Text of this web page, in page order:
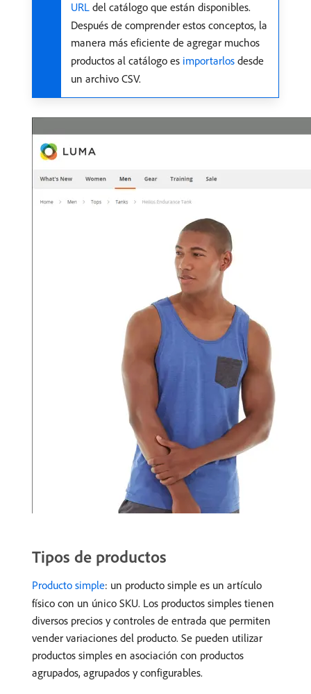
URL del catálogo que están disponibles.
Después de comprender estos conceptos, la
manera más eficiente de agregar muchos
productos al catálogo es importarlos desde
un archivo CSV.
Tipos de productos
Producto simple: un producto simple es un artículo
físico con un único SKU. Los productos simples tienen
diversos precios y controles de entrada que permiten
vender variaciones del producto. Se pueden utilizar
productos simples en asociación con productos
agrupados, agrupados y configurables.